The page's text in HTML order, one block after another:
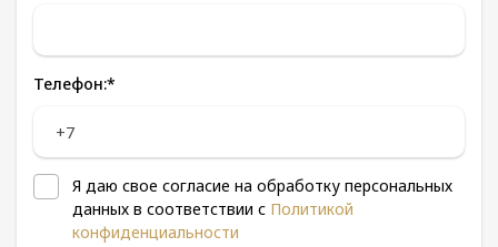
Телефон:*
Я даю свое согласие на обработку персональных
данных в соответствии с Политикой
конфиденциальности